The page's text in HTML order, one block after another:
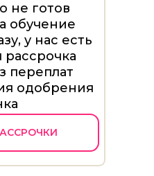
не готов
обучение
у нас есть
рассрочка
переплат
одобрения